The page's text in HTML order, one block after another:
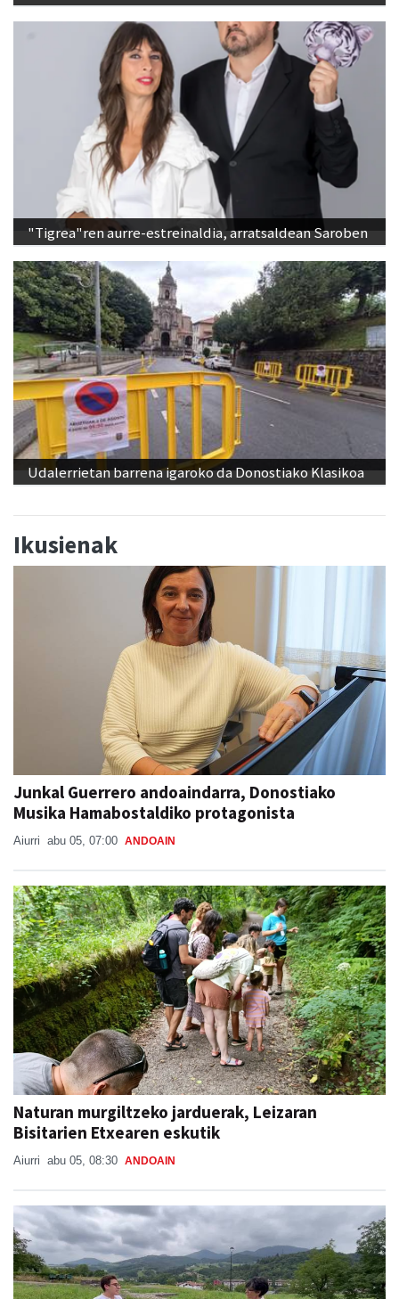
"Tigrea"ren aurre-estreinaldia, arratsaldean Saroben
Udalerrietan barrena igaroko da Donostiako Klasikoa
Ikusienak
Junkal Guerrero andoaindarra, Donostiako
Musika Hamabostaldiko protagonista
Aiurri abu 05, 07:00 ANDOAIN
Naturan murgiltzeko jarduerak, Leizaran
Bisitarien Etxearen eskutik
Aiurri abu 05, 08:30 ANDOAIN